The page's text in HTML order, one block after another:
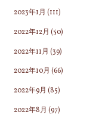
2023年1月 (111)
2022年12月 (50)
2022年11月 (39)
2022年10月 (66)
2022年9月 (85)
2022年8月 (97)